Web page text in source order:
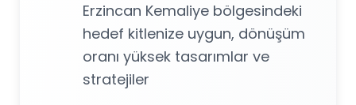
Erzincan Kemaliye bölgesindeki
hedef kitlenize uygun, dönüşüm
oranı yüksek tasarımlar ve
stratejiler